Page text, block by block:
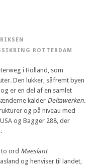
ROTTERDAM
i Holland, som
Den lukker, såfremt byen
er en del af en samlet
kalder Deltawerken.
og på niveau med
og Bagger 288, der
to ord Maeslant
og henviser til landet,